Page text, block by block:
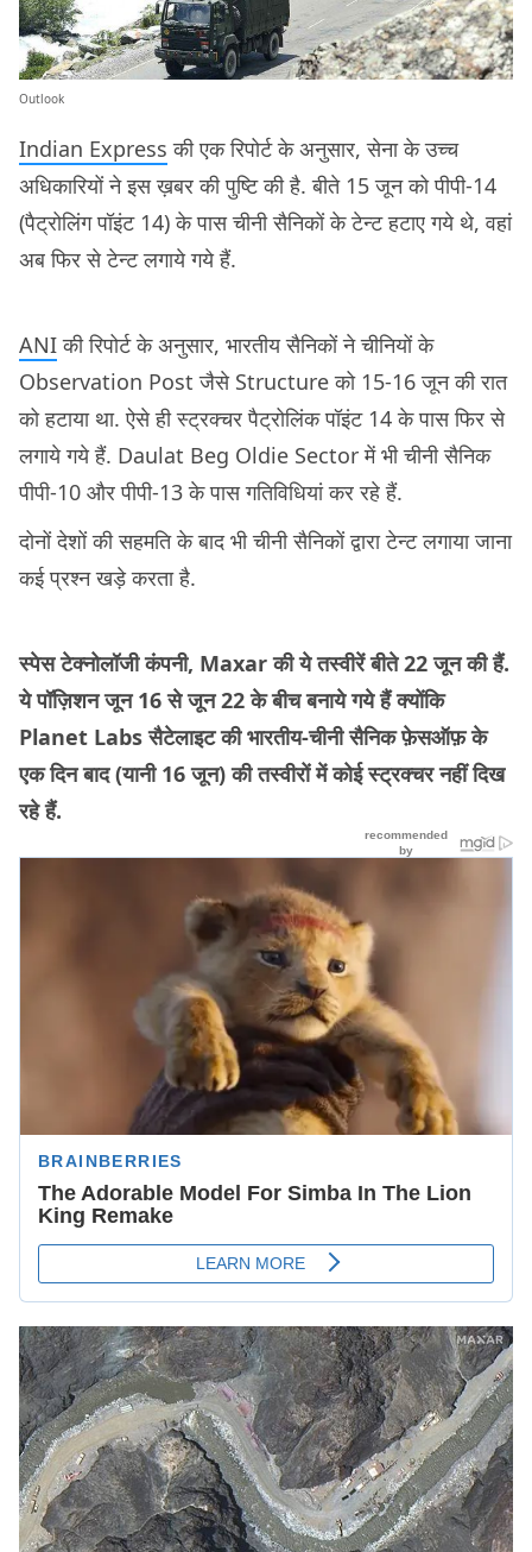
Outlook
Indian Express की एक रिपोर्ट के अनुसार, सेना के उच्च
अधिकारियों ने इस ख़बर की पुष्टि की है. बीते 15 जून को पीपी-14
(पैट्रोलिंग पॉइंट 14) के पास चीनी सैनिकों के टेन्ट हटाए गये थे, वहां
अब फिर से टेन्ट लगाये गये हैं.
ANIकी रिपोर्ट के अनुसार, भारतीय सैनिकों ने चीनियों के
Observation Post जैसे Structure को 15-16 जून की रात
को हटाया था. ऐसे ही स्ट्रक्चर पैट्रोलिंक पॉइंट 14 के पास फिर से
लगाये गये हैं. Daulat Beg Oldie Sector में भी चीनी सैनिक
पीपी-10 और पीपी-13 के पास गतिविधियां कर रहे हैं.
दोनों देशों की सहमति के बाद भी चीनी सैनिकों द्वारा टेन्ट लगाया जाना
कई प्रश्न खड़े करता है.
स्पेस टेक्नोलॉजी कंपनी, Maxar की ये तस्वीरें बीते 22 जून की हैं.
ये पॉज़िशन जून 16 से जून 22 के बीच बनाये गये हैं क्योंकि
Planet Labs सैटेलाइट की भारतीय-चीनी सैनिक फ़ेसऑफ़ के
एक दिन बाद (यानी 16 जून) की तस्वीरों में कोई स्ट्रक्चर नहीं दिख
रहे हैं.